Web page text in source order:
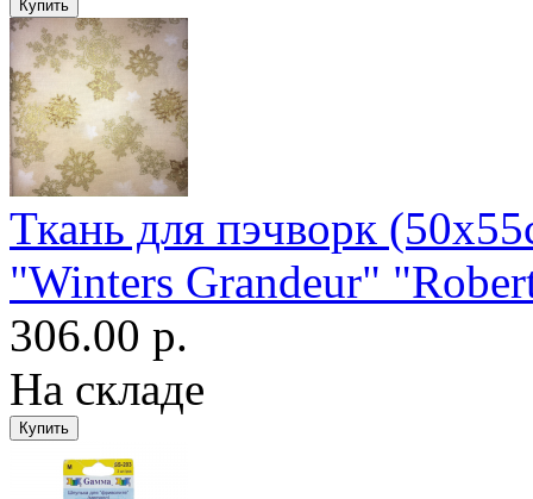
Ткань для пэчворк
"Winters Grandeur"
306.00 р.
На складе